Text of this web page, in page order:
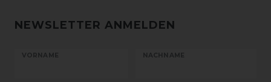
NEWSLETTER ANMELDEN
VORNAME NACHNAME